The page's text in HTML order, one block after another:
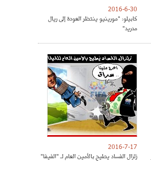
2016-6-30
كابيلو: "مورينيو ينتظر العودة إلى ريال
مدريد"
2016-7-17
زلزال الفساد يطيح بالأمين العام لـ "الفيفا"